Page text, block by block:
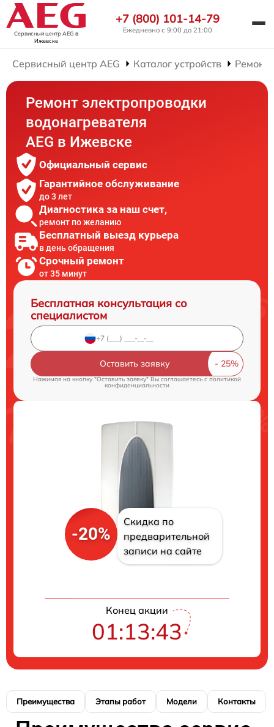
Сервисный центр AEG в
Ижевске
+7 (800) 101-14-79
Ежедневно с 9:00 до 21:00
Сервисный центр AEG Каталог устройств Ремонт
Ремонт электропроводки
водонагревателя
AEG в Ижевске
Официальный сервис
Гарантийное обслуживание
до 3 лет
Диагностика за наш счет,
ремонт по желанию
Бесплатный выезд курьера
в день обращения
Срочный ремонт
от 35 минут
Бесплатная консультация со
специалистом
Оставить заявку
Нажимая на кнопку "Оставить заявку" Вы соглашаетесь cполитикой
конфиденциальности
-20%
Скидка по
предварительной
записи на сайте
Конец акции
01:13:42
Преимущества Этапы работ Модели Контакты